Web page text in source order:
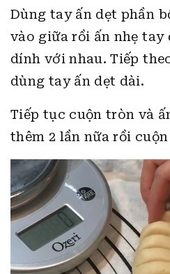
Dùng tay ấn dẹt phần
vào giữa rồi ấn nhẹ tay
dính với nhau. Tiếp
dùng tay ấn dẹt dài.
Tiếp tục cuộn tròn và
thêm 2 lần nữa rồi